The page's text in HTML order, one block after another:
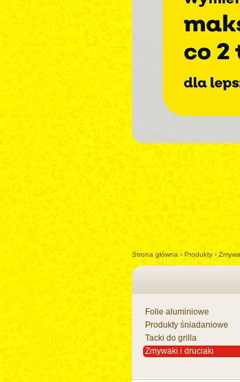
Impreza z Janem
Strona główna › Produkty ›
Folie aluminiowe
Produkty śniadaniowe
Tacki do grilla
Zmywaki i druciaki